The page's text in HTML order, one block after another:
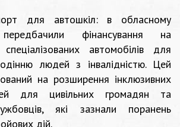
для автошкіл: в обласному
фінансування на
автомобілів для
людей з інвалідністю. Цей
на розширення інклюзивних
для цивільних громадян та
які зазнали поранень
дій.